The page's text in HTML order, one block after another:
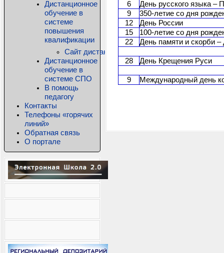
Дистанционное
обучение в
системе
повышения
квалификации
Сайт дистанционного обучения КРИПКиПРО
Дистанционное
обучение в
системе СПО
В помощь
педагогу
Контакты
Телефоны «горячих
линий»
Обратная связь
О портале
6
День русского языка –
9
350-летие со дня
12
День России
15
100-летие со дня
22
День памяти и скорби
28 День Крещения Руси
9 Международный день